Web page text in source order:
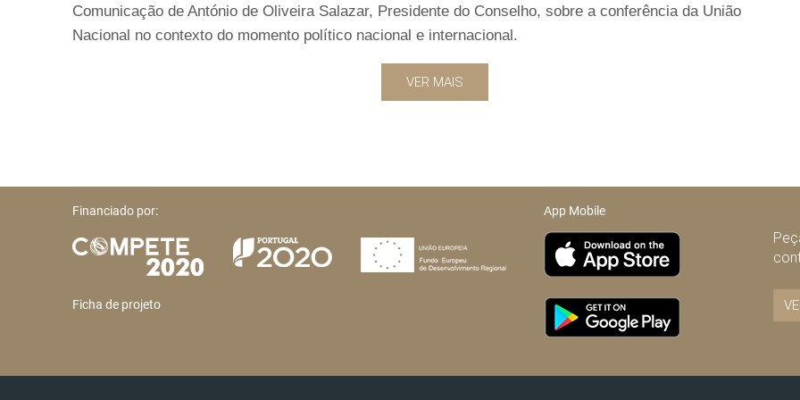
Comunicação de António de Oliveira Salazar, Presidente do Conselho, sobre a conferência da União
Nacional no contexto do momento político nacional e internacional.
VER MAIS
Financiado por:
Ficha de projeto
App Mobile